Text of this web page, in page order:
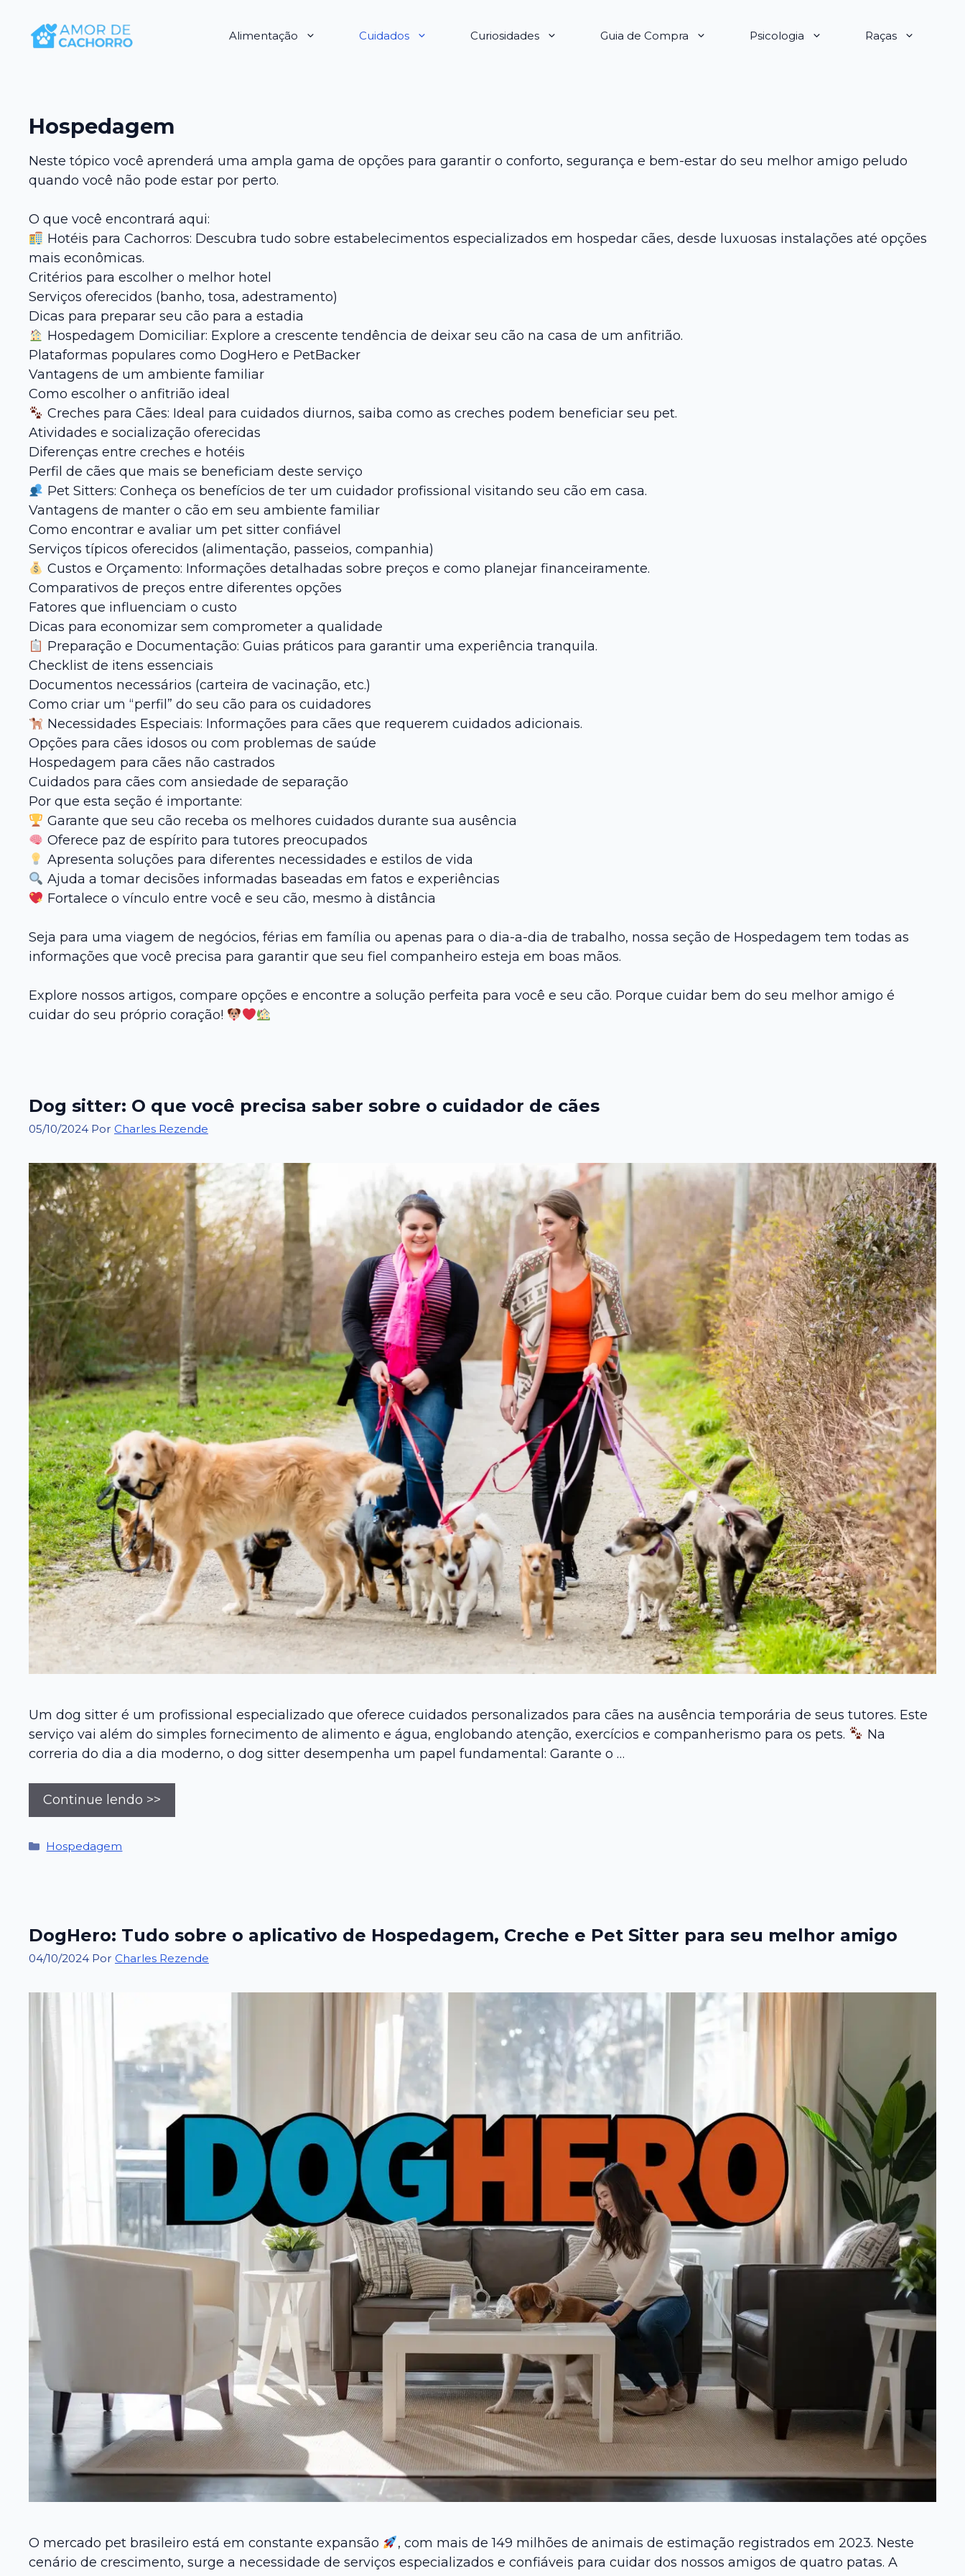
Alimentação Cuidados Curiosidades Guia de Compra Psicologia Raças
Hospedagem
Neste tópico você aprenderá uma ampla gama de opções para garantir o conforto, segurança e bem-estar do seu melhor amigo peludo
quando você não pode estar por perto.
O que você encontrará aqui:
Hotéis para Cachorros: Descubra tudo sobre estabelecimentos especializados em hospedar cães, desde luxuosas instalações até opções
mais econômicas.
Critérios para escolher o melhor hotel
Serviços oferecidos (banho, tosa, adestramento)
Dicas para preparar seu cão para a estadia
Hospedagem Domiciliar: Explore a crescente tendência de deixar seu cão na casa de um anfitrião.
Plataformas populares como DogHero e PetBacker
Vantagens de um ambiente familiar
Como escolher o anfitrião ideal
Creches para Cães: Ideal para cuidados diurnos, saiba como as creches podem beneficiar seu pet.
Atividades e socialização oferecidas
Diferenças entre creches e hotéis
Perfil de cães que mais se beneficiam deste serviço
Pet Sitters: Conheça os benefícios de ter um cuidador profissional visitando seu cão em casa.
Vantagens de manter o cão em seu ambiente familiar
Como encontrar e avaliar um pet sitter confiável
Serviços típicos oferecidos (alimentação, passeios, companhia)
Custos e Orçamento: Informações detalhadas sobre preços e como planejar financeiramente.
Comparativos de preços entre diferentes opções
Fatores que influenciam o custo
Dicas para economizar sem comprometer a qualidade
Preparação e Documentação: Guias práticos para garantir uma experiência tranquila.
Checklist de itens essenciais
Documentos necessários (carteira de vacinação, etc.)
Como criar um “perfil” do seu cão para os cuidadores
Necessidades Especiais: Informações para cães que requerem cuidados adicionais.
Opções para cães idosos ou com problemas de saúde
Hospedagem para cães não castrados
Cuidados para cães com ansiedade de separação
Por que esta seção é importante:
Garante que seu cão receba os melhores cuidados durante sua ausência
Oferece paz de espírito para tutores preocupados
Apresenta soluções para diferentes necessidades e estilos de vida
Ajuda a tomar decisões informadas baseadas em fatos e experiências
Fortalece o vínculo entre você e seu cão, mesmo à distância
Seja para uma viagem de negócios, férias em família ou apenas para o dia-a-dia de trabalho, nossa seção de Hospedagem tem todas as
informações que você precisa para garantir que seu fiel companheiro esteja em boas mãos.
Explore nossos artigos, compare opções e encontre a solução perfeita para você e seu cão. Porque cuidar bem do seu melhor amigo é
cuidar do seu próprio coração!
Dog sitter: O que você precisa saber sobre o cuidador de cães
05/10/2024 Por Charles Rezende
Um dog sitter é um profissional especializado que oferece cuidados personalizados para cães na ausência temporária de seus tutores. Este
serviço vai além do simples fornecimento de alimento e água, englobando atenção, exercícios e companherismo para os pets.
Na
correria do dia a dia moderno, o dog sitter desempenha um papel fundamental: Garante o …
Continue lendo >>
Categorias
Hospedagem
DogHero: Tudo sobre o aplicativo de Hospedagem, Creche e Pet Sitter para seu melhor amigo
04/10/2024 Por Charles Rezende
O mercado pet brasileiro está em constante expansão
, com mais de 149 milhões de animais de estimação registrados em 2023. Neste
cenário de crescimento, surge a necessidade de serviços especializados e confiáveis para cuidar dos nossos amigos de quatro patas. A